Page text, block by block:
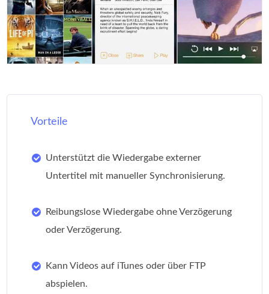
Vorteile
Unterstützt die Wiedergabe externer
Untertitel mit manueller Synchronisierung.
Reibungslose Wiedergabe ohne Verzögerung
oder Verzögerung.
Kann Videos auf iTunes oder über FTP
abspielen.